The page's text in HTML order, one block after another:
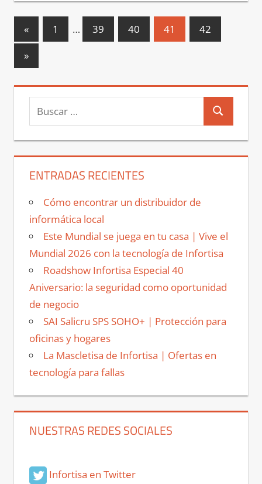
Paginación
de
entradas
«Entradas
anteriores
1 … 39 40 41
42
Entradas
siguientes
»
Buscar
ENTRADAS RECIENTES
Cómo encontrar un distribuidor de
informática local
Este Mundial se juega en tu casa | Vive el
Mundial 2026 con la tecnología de Infortisa
Roadshow Infortisa Especial 40
Aniversario: la seguridad como oportunidad
de negocio
SAI Salicru SPS SOHO+ | Protección para
oficinas y hogares
La Mascletisa de Infortisa | Ofertas en
tecnología para fallas
NUESTRAS REDES SOCIALES
Infortisa en Twitter